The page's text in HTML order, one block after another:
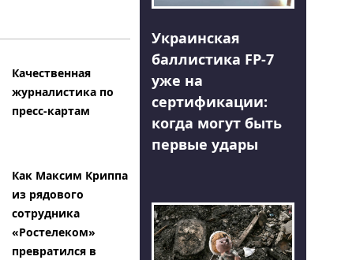
Качественная
журналистика по
пресс-картам
Как Максим Криппа
из рядового
сотрудника
«Ростелеком»
превратился в
Украинская
баллистика FP-7
уже на
сертификации:
когда могут быть
первые удары